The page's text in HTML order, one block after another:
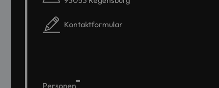
Kontaktformular
Personen